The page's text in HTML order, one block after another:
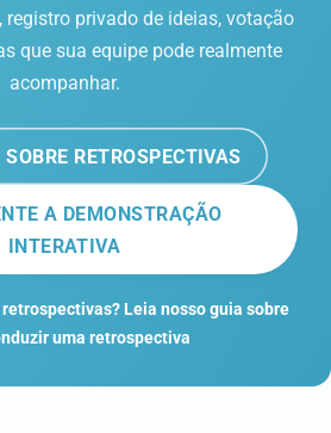
registro privado de ideias, votação
que sua equipe pode realmente
acompanhar.
RETROSPECTIVAS
A DEMONSTRAÇÃO
INTERATIVA
retrospectivas? Leia nosso guia sobre
uma retrospectiva